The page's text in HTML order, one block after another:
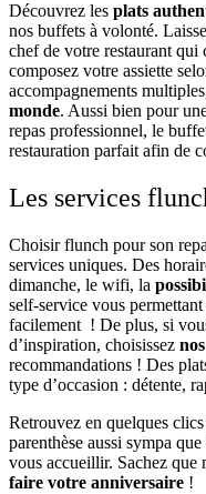
Découvrez les plats
nos buffets à volonté.
chef de votre restaurant qui
composez votre assiette
accompagnements
monde. Aussi bien pour
repas professionnel, le
restauration parfait afin de
Les services
Choisir flunch pour son
services uniques. Des
dimanche, le wifi, la
self-service vous
facilement ! De plus, si
d’inspiration, choisissez
recommandations ! Des
type d’occasion : détente,
Retrouvez en quelques
parenthèse aussi sympa
vous accueillir. Sachez que
faire votre anniversaire !